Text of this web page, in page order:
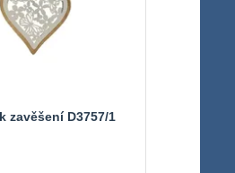
zavěšení D3757/1